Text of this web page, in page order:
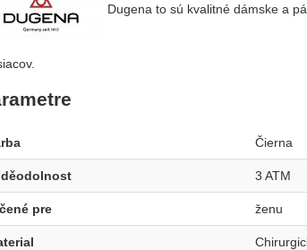
Dugena to sú kvalitné dámske a
Čierna
3 ATM
pre ženu